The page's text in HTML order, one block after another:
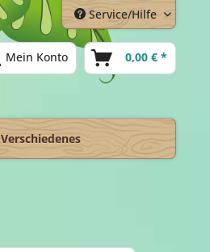
Service/Hilfe
Mein Konto 0,00 € *
Verschiedenes